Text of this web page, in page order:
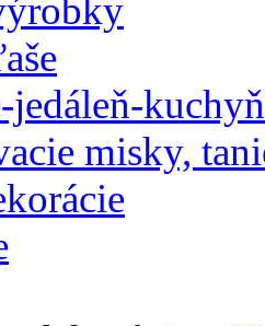
jedáleň-
misky,